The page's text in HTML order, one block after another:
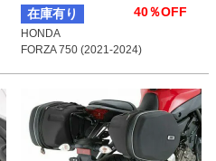
在庫有り 40％OFF
HONDA
FORZA 750 (2021-2024)